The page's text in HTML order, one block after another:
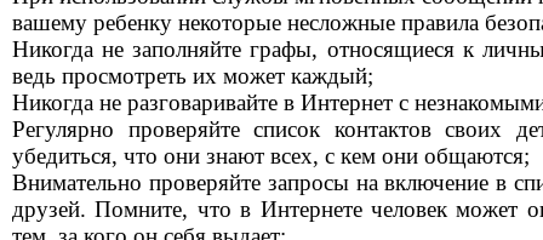
вашему ребенку некоторые несложные правила
Никогда не заполняйте графы, относящиеся к
ведь просмотреть их может каждый;
Никогда не разговаривайте в Интернет с
Регулярно проверяйте список контактов своих
убедиться, что они знают всех, с кем они общаются;
Внимательно проверяйте запросы на включение в
друзей. Помните, что в Интернете человек может